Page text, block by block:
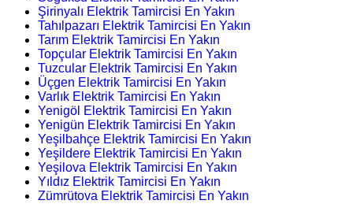
Şirinyalı Elektrik Tamircisi En Yakın
Tahılpazarı Elektrik Tamircisi En Yakın
Tarım Elektrik Tamircisi En Yakın
Topçular Elektrik Tamircisi En Yakın
Tuzcular Elektrik Tamircisi En Yakın
Üçgen Elektrik Tamircisi En Yakın
Varlık Elektrik Tamircisi En Yakın
Yenigöl Elektrik Tamircisi En Yakın
Yenigün Elektrik Tamircisi En Yakın
Yeşilbahçe Elektrik Tamircisi En Yakın
Yeşildere Elektrik Tamircisi En Yakın
Yeşilova Elektrik Tamircisi En Yakın
Yıldız Elektrik Tamircisi En Yakın
Zümrütova Elektrik Tamircisi En Yakın